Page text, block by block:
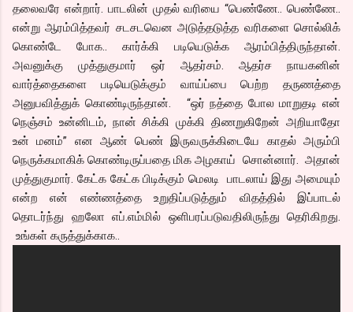
தலைவரே என்றார். பாடலின் முதல் வரியை “பெண்ணே.. பெண்ணே..
என்று ஆரம்பித்தவர் சடசடவென அடுத்தடுத்த வரிகளை சொல்லிக்
கொண்டே போக.. கார்க்கி படியெடுக்க ஆரம்பித்திருந்தான்.
அவனுக்கு முத்துகுமார் ஒர் ஆதர்சம். ஆதர்ச நாயகனின்
வார்த்தைகளை படியெடுக்கும் வாய்ப்பை பெற்ற தருணத்தை
அனுபவித்துக் கொண்டிருந்தான். “ஒர் நத்தை போல மாறுதடி என்
நெஞ்சம் உன்னிடம், நான் சிக்கி முக்கி திணறுகிறேன் அறியாதோ
உன் மனம்” என ஆண் பெண் இருவருக்கிடையே காதல் அரும்பி
நெருக்கமாகிக் கொண்டிருப்பதை மிக அழகாய் சொன்னார். அதான்
முத்துகுமார். கேட்க கேட்க பிடிக்கும் மெலடி பாடலாய் இது அமையும்
என்ற என் எண்ணத்தை உறுதிப்படுத்தும் விதத்தில் இப்பாடல்
தொடர்ந்து ஹலோ எப்.எம்மில் ஒளிபரப்படுவதிலிருந்து தெரிகிறது.
உங்கள் கருத்துக்காக..